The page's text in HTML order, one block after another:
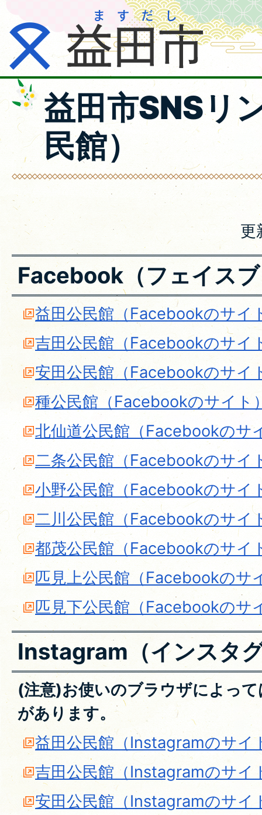
益田市SNSリ
民館）
更
Facebook（フェイス
益田公民館（Facebookのサイ
吉田公民館（Facebookのサイ
安田公民館（Facebookのサイ
種公民館（Facebookのサイト
北仙道公民館（Facebookのサ
二条公民館（Facebookのサイ
小野公民館（Facebookのサイ
二川公民館（Facebookのサイ
都茂公民館（Facebookのサイ
匹見上公民館（Facebookのサ
匹見下公民館（Facebookのサ
Instagram（インスタ
(注意)お使いのブラウザによっ
があります。
益田公民館（Instagramのサイ
吉田公民館（Instagramのサイ
安田公民館（Instagramのサイ